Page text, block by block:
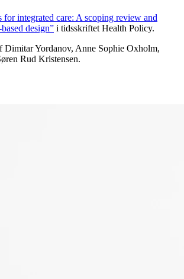
for integrated care: A scoping review and
design” i tidsskriftet Health Policy.
Dimitar Yordanov, Anne Sophie Oxholm,
Rud Kristensen.